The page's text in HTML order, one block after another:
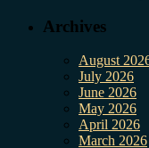
Archives
August
July 2026
June 2026
May 2026
April 2026
March 2026